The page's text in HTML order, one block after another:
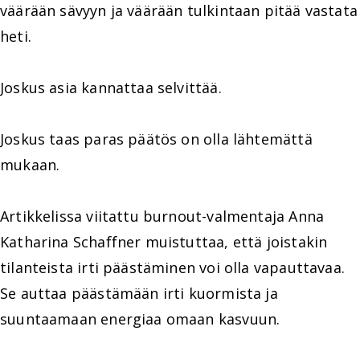
väärään sävyyn ja väärään tulkintaan pitää vastata
heti.
Joskus asia kannattaa selvittää.
Joskus taas paras päätös on olla lähtemättä
mukaan.
Artikkelissa viitattu burnout-valmentaja Anna
Katharina Schaffner muistuttaa, että joistakin
tilanteista irti päästäminen voi olla vapauttavaa.
Se auttaa päästämään irti kuormista ja
suuntaamaan energiaa omaan kasvuun.